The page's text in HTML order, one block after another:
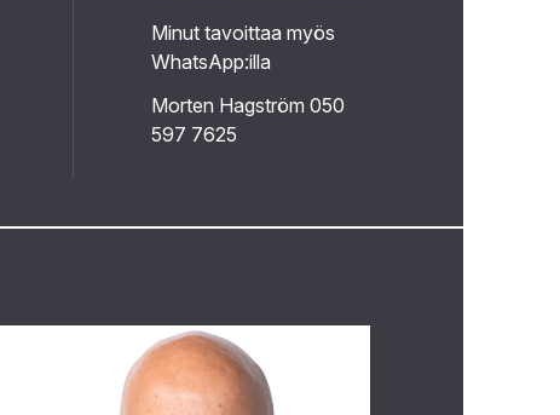
Minut tavoittaa myös
WhatsApp:illa
Morten Hagström 050
597 7625